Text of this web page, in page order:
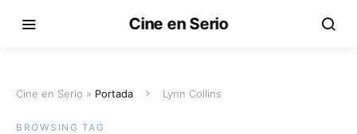
Cine en Serio
Cine en Serio » Portada Lynn Collins
BROWSING TAG